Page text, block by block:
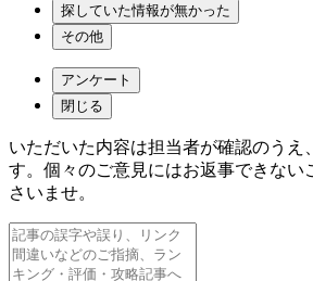
探していた情報が無かった
その他
アンケート
閉じる
いただいた内容は担当者が確認のうえ
す。個々のご意見にはお返事できない
さいませ。